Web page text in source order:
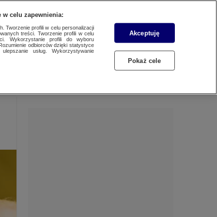
Dzień dobry!
ZALOGUJ SIĘ
w celu zapewnienia:
Tworzenie profili w celu personalizacji
treści. Tworzenie profili w celu
Wykorzystanie profili do wyboru
odbiorców dzięki statystyce
usług. Wykorzystywanie
Akceptuję
Pokaż cele